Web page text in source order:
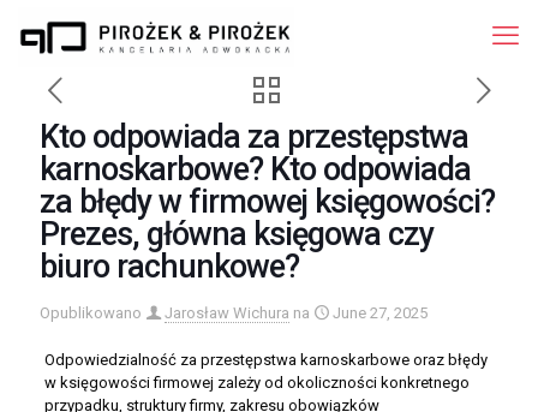
Kto odpowiada za przestępstwa
karnoskarbowe? Kto odpowiada
za błędy w firmowej księgowości?
Prezes, główna księgowa czy
biuro rachunkowe?
Opublikowano Jarosław Wichura na June 27, 2025
Odpowiedzialność za przestępstwa karnoskarbowe oraz błędy
w księgowości firmowej zależy od okoliczności konkretnego
przypadku, struktury firmy, zakresu obowiązków